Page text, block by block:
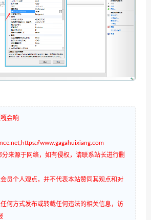
会响
www.gagahuixiang.com
来源于网络，如有侵权，请联系站长进行删
员个人观点，并不代表本站赞同其观点和对
何方式发布或转载任何违法的相关信息，访